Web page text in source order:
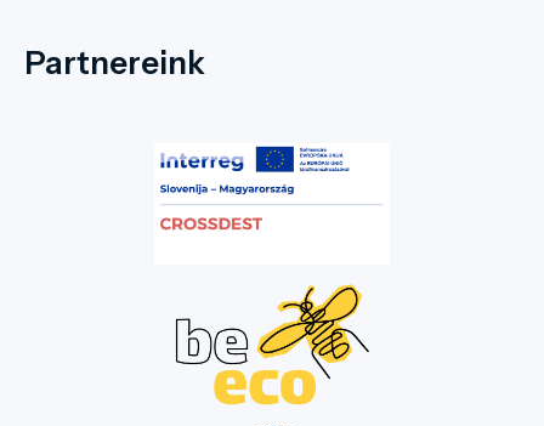
Partnereink